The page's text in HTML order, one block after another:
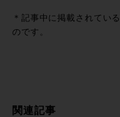
＊記事中に掲載されてい
のです。
関連記事